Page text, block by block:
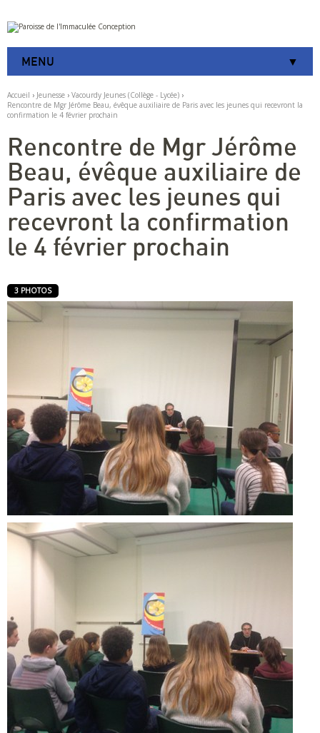
Aller
au
contenu.
à
navigation
Outils
personnels
MENU
Accueil › Jeunesse › Vacourdy Jeunes (Collège - Lycée) ›
Rencontre de Mgr Jérôme Beau, évêque auxiliaire de Paris avec les jeunes qui recevront la
confirmation le 4 février prochain
Rencontre de Mgr Jérôme
Beau, évêque auxiliaire de
Paris avec les jeunes qui
recevront la confirmation
le 4 février prochain
3 PHOTOS